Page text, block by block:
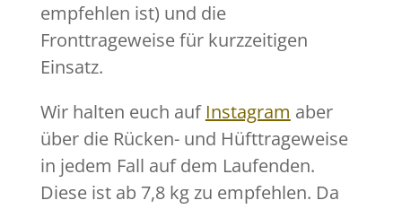
empfehlen ist) und die
Fronttrageweise für kurzzeitigen
Einsatz.
Wir halten euch auf Instagram aber
über die Rücken- und Hüfttrageweise
in jedem Fall auf dem Laufenden.
Diese ist ab 7,8 kg zu empfehlen. Da